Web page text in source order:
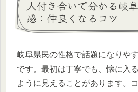
人付き合いで分かる岐
感：仲良くなるコツ
岐阜県民の性格で話題になりや
です。最初は丁寧でも、懐に入
ように見えることがあります。